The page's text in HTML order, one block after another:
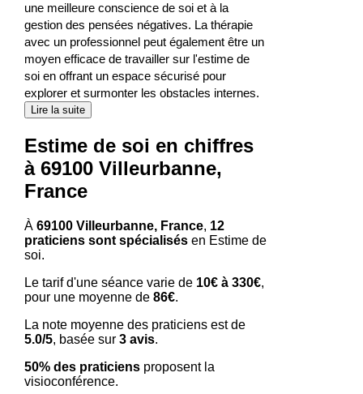
une meilleure conscience de soi et à la
gestion des pensées négatives. La thérapie
avec un professionnel peut également être un
moyen efficace de travailler sur l'estime de
soi en offrant un espace sécurisé pour
explorer et surmonter les obstacles internes.
Lire la suite
Estime de soi en chiffres
à 69100 Villeurbanne,
France
À 69100 Villeurbanne, France, 12
praticiens sont spécialisésen Estime de
soi.
Le tarif d'une séance varie de 10€ à 330€,
pour une moyenne de 86€.
La note moyenne des praticiens est de
5.0/5, basée sur 3 avis.
50% des praticiensproposent la
visioconférence.